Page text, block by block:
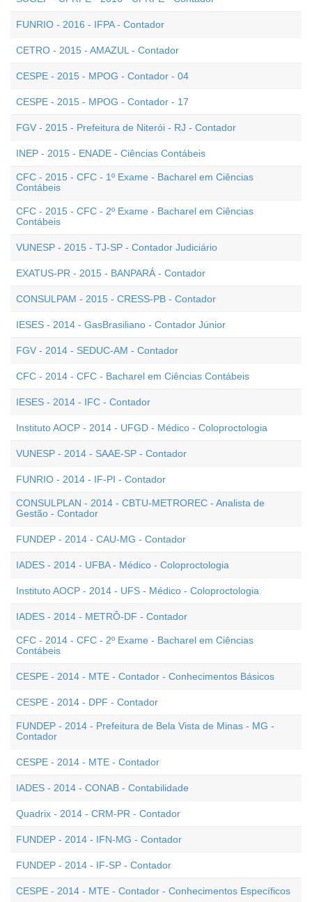
FUNRIO - 2016 - IFPA - Contador
CETRO - 2015 - AMAZUL - Contador
CESPE - 2015 - MPOG - Contador - 04
CESPE - 2015 - MPOG - Contador - 17
FGV - 2015 - Prefeitura de Niterói - RJ - Contador
INEP - 2015 - ENADE - Ciências Contábeis
CFC - 2015 - CFC - 1º Exame - Bacharel em Ciências
Contábeis
CFC - 2015 - CFC - 2º Exame - Bacharel em Ciências
Contábeis
VUNESP - 2015 - TJ-SP - Contador Judiciário
EXATUS-PR - 2015 - BANPARÁ - Contador
CONSULPAM - 2015 - CRESS-PB - Contador
IESES - 2014 - GasBrasiliano - Contador Júnior
FGV - 2014 - SEDUC-AM - Contador
CFC - 2014 - CFC - Bacharel em Ciências Contábeis
IESES - 2014 - IFC - Contador
Instituto AOCP - 2014 - UFGD - Médico - Coloproctologia
VUNESP - 2014 - SAAE-SP - Contador
FUNRIO - 2014 - IF-PI - Contador
CONSULPLAN - 2014 - CBTU-METROREC - Analista de
Gestão - Contador
FUNDEP - 2014 - CAU-MG - Contador
IADES - 2014 - UFBA - Médico - Coloproctologia
Instituto AOCP - 2014 - UFS - Médico - Coloproctologia
IADES - 2014 - METRÔ-DF - Contador
CFC - 2014 - CFC - 2º Exame - Bacharel em Ciências
Contábeis
CESPE - 2014 - MTE - Contador - Conhecimentos Básicos
CESPE - 2014 - DPF - Contador
FUNDEP - 2014 - Prefeitura de Bela Vista de Minas - MG -
Contador
CESPE - 2014 - MTE - Contador
IADES - 2014 - CONAB - Contabilidade
Quadrix - 2014 - CRM-PR - Contador
FUNDEP - 2014 - IFN-MG - Contador
FUNDEP - 2014 - IF-SP - Contador
CESPE - 2014 - MTE - Contador - Conhecimentos Específicos